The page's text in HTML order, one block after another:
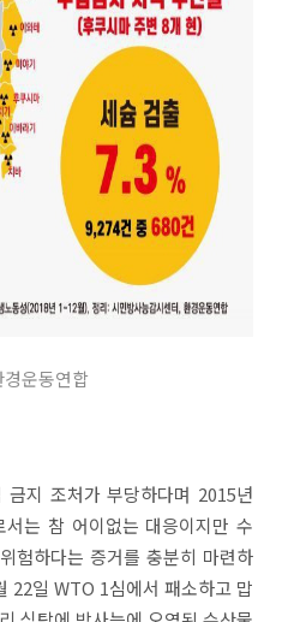
운동연합
지 조처가 부당하다며 2015년
는 참 어이없는 대응이지만 수
험하다는 증거를 충분히 마련하
22일 WTO 1심에서 패소하고 맙